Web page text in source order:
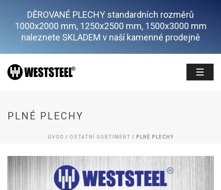
DĚROVANÉ PLECHY standardních rozměrů
1000x2000 mm, 1250x2500 mm, 1500x3000 mm
naleznete SKLADEM v naší kamenné prodejně
PLNÉ PLECHY
ÚVOD / OSTATNÍ SORTIMENT / PLNÉ PLECHY